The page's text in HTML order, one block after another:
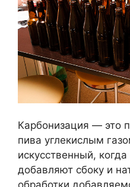
Карбонизация — это
пива углекислым
искусственный,
добавляют сбоку и